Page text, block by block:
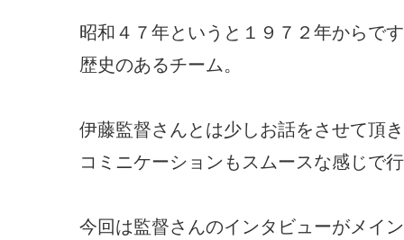
昭和４７年というと１９７２年からで
歴史のあるチーム。
伊藤監督さんとは少しお話をさせて頂
コミニケーションもスムースな感じで
今回は監督さんのインタビューがメイ